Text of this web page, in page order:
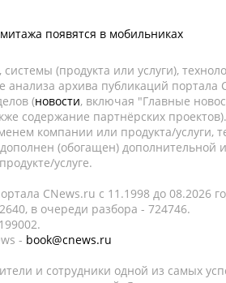
появятся в мобильниках
(продукта или услуги),
анализа архива публикаций
(новости, включая "Главные
содержание партнёрских
компании или продукта/услуги,
(обогащен) дополнительной
услуге.
CNews.ru c 11.1998 до 08.2026
в очереди разбора - 724746.
- book@cnews.ru
и сотрудники одной из самых